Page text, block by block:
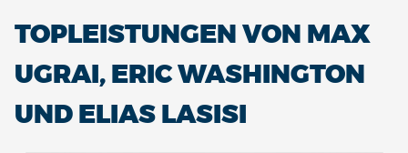
TOPLEISTUNGEN VON MAX
UGRAI, ERIC WASHINGTON
UND ELIAS LASISI